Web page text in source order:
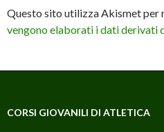
Questo sito utilizza Akismet per
vengono elaborati i dati derivati
CORSI GIOVANILI DI ATLETICA